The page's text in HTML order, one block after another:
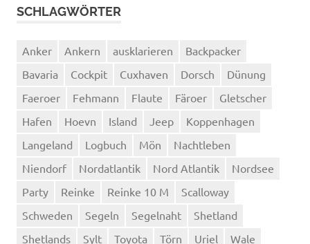
SCHLAGWÖRTER
Anker Ankern ausklarieren
Backpacker
Bavaria
Cockpit Cuxhaven Dorsch
Dünung
Faeroer
Fehmann Flaute Färoer
Gletscher
Hafen
Hoevn Island Jeep
Koppenhagen
Langeland
Logbuch Mön
Nachtleben
Niendorf
Nordatlantik Nord Atlantik
Nordsee
Party
Reinke Reinke 10 M
Scalloway
Schweden
Segeln Segelnaht
Shetland
Shetlands
Sylt Toyota Törn Uriel Wale